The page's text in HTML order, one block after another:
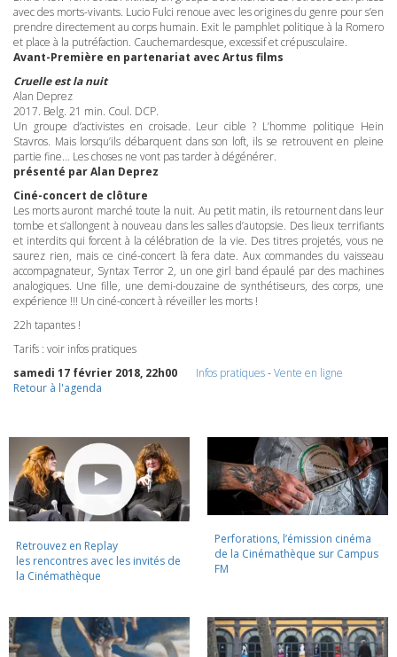
avec des morts-vivants. Lucio Fulci renoue avec les origines du genre pour s’en
prendre directement au corps humain. Exit le pamphlet politique à la Romero
et place à la putréfaction. Cauchemardesque, excessif et crépusculaire.
Avant-Première en partenariat avec Artus films
Cruelle est la nuit
Alan Deprez
2017. Belg. 21 min. Coul. DCP.
Un groupe d’activistes en croisade. Leur cible ? L’homme politique Hein
Stavros. Mais lorsqu’ils débarquent dans son loft, ils se retrouvent en pleine
partie fine… Les choses ne vont pas tarder à dégénérer.
présenté par Alan Deprez
Ciné-concert de clôture
Les morts auront marché toute la nuit. Au petit matin, ils retournent dans leur
tombe et s’allongent à nouveau dans les salles d’autopsie. Des lieux terrifiants
et interdits qui forcent à la célébration de la vie. Des titres projetés, vous ne
saurez rien, mais ce ciné-concert là fera date. Aux commandes du vaisseau
accompagnateur, Syntax Terror 2, un one girl band épaulé par des machines
analogiques. Une fille, une demi-douzaine de synthétiseurs, des corps, une
expérience !!! Un ciné-concert à réveiller les morts !
22h tapantes !
Tarifs : voir infos pratiques
samedi 17 février 2018, 22h00
Infos pratiques-Vente en ligne
Retour à l'agenda
Retrouvez en Replay
les rencontres avec les invités de
la Cinémathèque
Perforations, l’émission cinéma
de la Cinémathèque sur Campus
FM